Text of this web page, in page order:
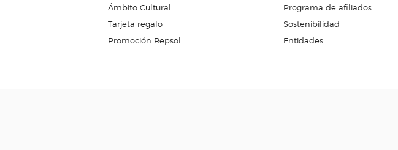
Ámbito Cultural
Tarjeta regalo
Promoción Repsol
Programa de afiliados
Sostenibilidad
Entidades